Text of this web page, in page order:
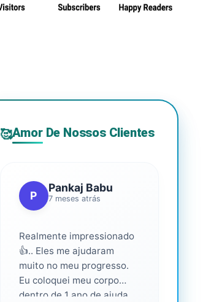
🥰Amor De Nossos Clientes
P
Pankaj Babu
7 meses atrás
Realmente impressionado
👍.. Eles me ajudaram
muito no meu progresso.
Eu coloquei meu corpo
dentro de 1 ano de ajuda